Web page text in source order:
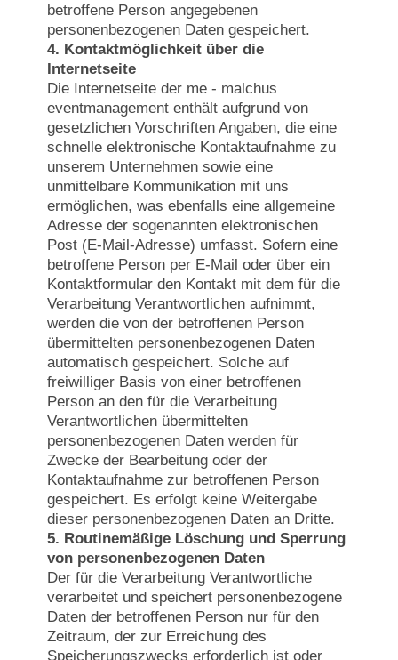
betroffene Person angegebenen
personenbezogenen Daten gespeichert.
4. Kontaktmöglichkeit über die
Internetseite
Die Internetseite der me - malchus
eventmanagement enthält aufgrund von
gesetzlichen Vorschriften Angaben, die eine
schnelle elektronische Kontaktaufnahme zu
unserem Unternehmen sowie eine
unmittelbare Kommunikation mit uns
ermöglichen, was ebenfalls eine allgemeine
Adresse der sogenannten elektronischen
Post (E-Mail-Adresse) umfasst. Sofern eine
betroffene Person per E-Mail oder über ein
Kontaktformular den Kontakt mit dem für die
Verarbeitung Verantwortlichen aufnimmt,
werden die von der betroffenen Person
übermittelten personenbezogenen Daten
automatisch gespeichert. Solche auf
freiwilliger Basis von einer betroffenen
Person an den für die Verarbeitung
Verantwortlichen übermittelten
personenbezogenen Daten werden für
Zwecke der Bearbeitung oder der
Kontaktaufnahme zur betroffenen Person
gespeichert. Es erfolgt keine Weitergabe
dieser personenbezogenen Daten an Dritte.
5. Routinemäßige Löschung und Sperrung
von personenbezogenen Daten
Der für die Verarbeitung Verantwortliche
verarbeitet und speichert personenbezogene
Daten der betroffenen Person nur für den
Zeitraum, der zur Erreichung des
Speicherungszwecks erforderlich ist oder